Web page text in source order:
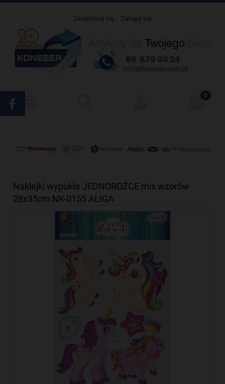
Zarejestruj się Zaloguj się
Naklejki wypukłe JEDNOROŻCE mix wzorów
28x35cm NK-0155 ALIGA